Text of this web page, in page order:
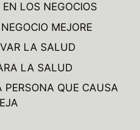
LOS NEGOCIOS
MEJORE
LA SALUD
LA SALUD
QUE CAUSA